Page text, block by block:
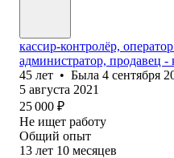
кассир-контролёр,
администратор, продавец -
45 лет • Была 4 сентября
5 августа 2021
25 000 ₽
Не ищет работу
Общий опыт
13 лет 10 месяцев